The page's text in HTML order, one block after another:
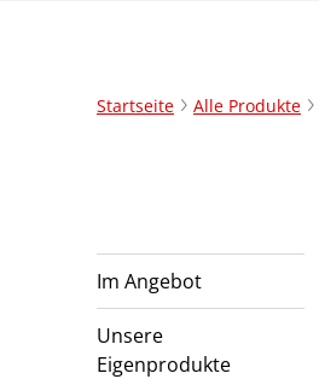
Startseite Alle Produkte
Im Angebot
Unsere
Eigenprodukte